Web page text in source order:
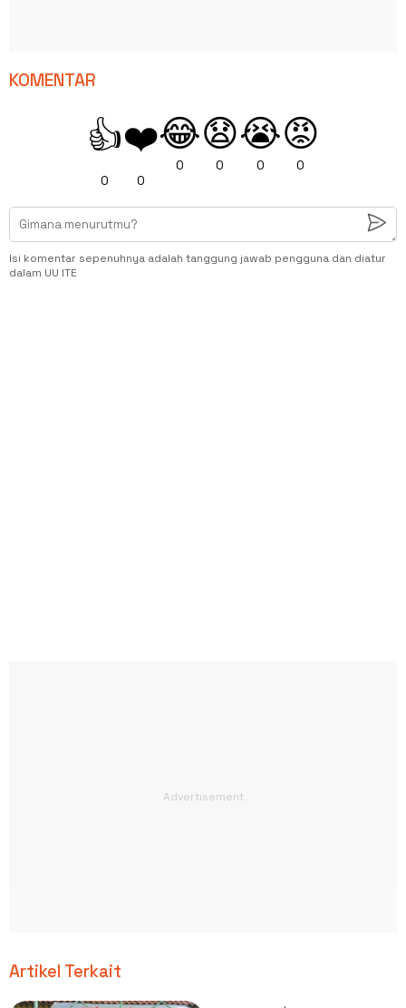
KOMENTAR
👍
0
❤️
0
😂
0
😧
0
😭
0
😡
0
Isi komentar sepenuhnya adalah tanggung jawab pengguna dan diatur
dalam UU ITE
Artikel Terkait